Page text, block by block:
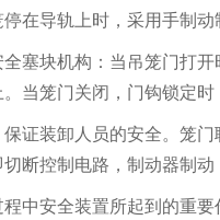
在导轨上时，采用手制
塞块机构：当吊笼门打
当笼门关闭，门钩锁定时
证装卸人员的安全。笼
断控制电路，制动器制动
中安全装置所起到的重